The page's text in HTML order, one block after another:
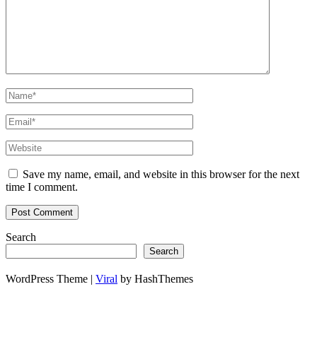
Save my name, email, and website in this browser for the next
time I comment.
Search
Search
WordPress Theme | Viral by HashThemes